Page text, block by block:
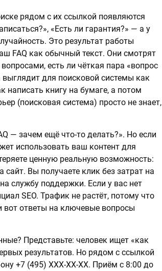
рядом с их ссылкой появляются
«Есть ли гарантия?» — а у
Это результат работы
FAQ как обычный текст. Они смотрят
есть ли чёткая пара «вопрос
выглядит для поисковой системы как
написать книгу на бумаге, а потом
(поисковая система) просто не знает,
— зачем ещё что-то делать?». Но если
использовать ваш контент для
ценную реальную возможность:
Вы получаете клик без затрат на
службу поддержки. Если у вас нет
SEO. Трафик не растёт, потому что
вот ответы на ключевые вопросы
Представьте: человек ищет «как
результатов. Но рядом с ссылкой
+7 (495) XXX-XX-XX. Приём с 8:00 до